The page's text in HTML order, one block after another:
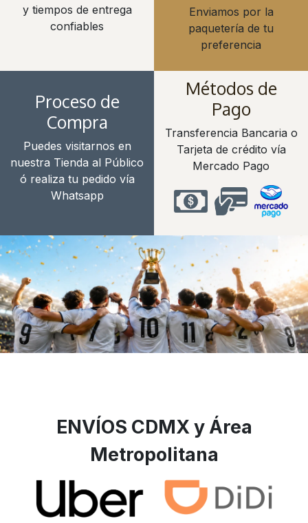
y tiempos de entrega
confiables
Enviamos por la
paquetería de tu
preferencia
Proceso de
Compra
Puedes visitarnos en
nuestra Tienda al Público
ó realiza tu pedido vía
Whatsapp
Métodos de
Pago
Transferencia Bancaria o
Tarjeta de crédito vía
Mercado Pago
ENVÍOS CDMX y Área
Metropolitana